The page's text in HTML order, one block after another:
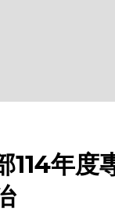
114年